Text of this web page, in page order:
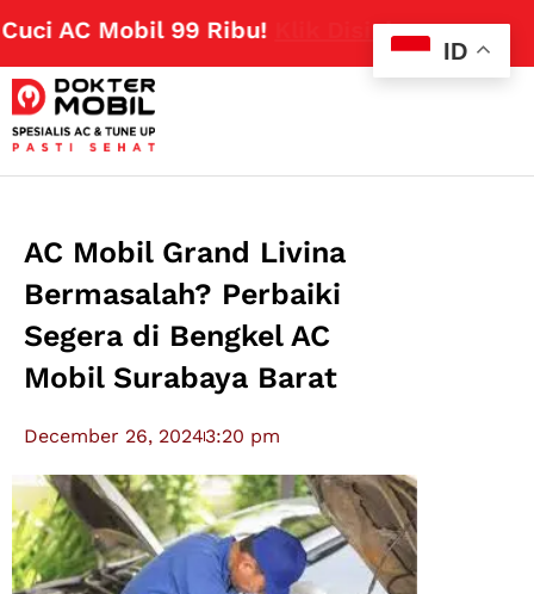
AC Mobil 99 Ribu!Klik Disini
AC Mobil Grand Livina
Bermasalah? Perbaiki
Segera di Bengkel AC
Mobil Surabaya Barat
December 26, 20243:20 pm
ID